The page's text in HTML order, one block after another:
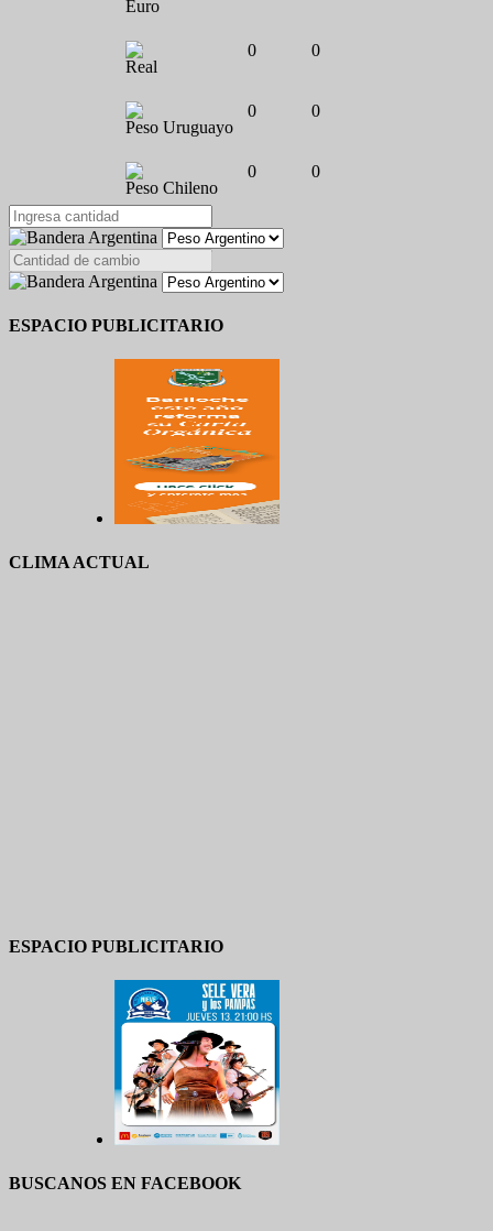
Euro
Real
0 0
Peso Uruguayo
0 0
Peso Chileno
0 0
ESPACIO PUBLICITARIO
CLIMA ACTUAL
ESPACIO PUBLICITARIO
BUSCANOS EN FACEBOOK